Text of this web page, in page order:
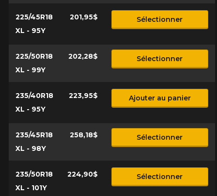
225/45R18
XL - 95Y
201,95$ Sélectionner
225/50R18
XL - 99Y
202,28$ Sélectionner
235/40R18
XL - 95Y
223,95$ Ajouter au panier
235/45R18
XL - 98Y
258,18$ Sélectionner
235/50R18
XL - 101Y
224,90$ Sélectionner